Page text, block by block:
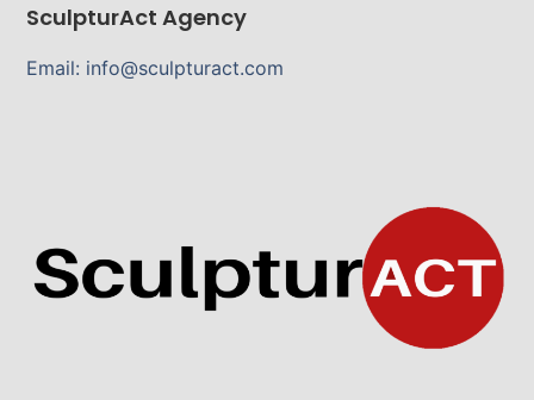
SculpturAct Agency
Email: info@sculpturact.com